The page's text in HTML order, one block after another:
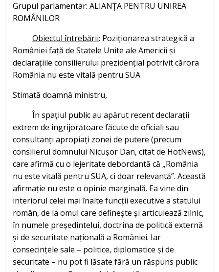
Grupul parlamentar: ALIANŢA PENTRU UNIREA
ROMÂNILOR
Obiectul întrebării: Poziționarea strategică a
României față de Statele Unite ale Americii și
declarațiile consilierului prezidențial potrivit cărora
România nu este vitală pentru SUA
Stimată doamnă ministru,
În spațiul public au apărut recent declarații
extrem de îngrijorătoare făcute de oficiali sau
consultanți apropiați zonei de putere (precum
consilierul domnului Nicușor Dan, citat de HotNews),
care afirmă cu o lejeritate debordantă că „România
nu este vitală pentru SUA, ci doar relevantă”. Această
afirmație nu este o opinie marginală. Ea vine din
interiorul celei mai înalte funcții executive a statului
român, de la omul care definește și articulează zilnic,
în numele președintelui, doctrina de politică externă
și de securitate națională a României. Iar
consecințele sale – politice, diplomatice și de
securitate – nu pot fi lăsate fără un răspuns public